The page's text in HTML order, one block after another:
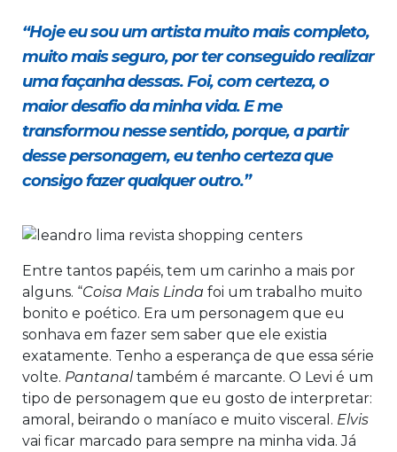
“Hoje eu sou um artista muito mais completo,
muito mais seguro, por ter conseguido realizar
uma façanha dessas. Foi, com certeza, o
maior desafio da minha vida. E me
transformou nesse sentido, porque, a partir
desse personagem, eu tenho certeza que
consigo fazer qualquer outro.”
Entre tantos papéis, tem um carinho a mais por
alguns. “Coisa Mais Linda foi um trabalho muito
bonito e poético. Era um personagem que eu
sonhava em fazer sem saber que ele existia
exatamente. Tenho a esperança de que essa série
volte. Pantanaltambém é marcante. O Levi é um
tipo de personagem que eu gosto de interpretar:
amoral, beirando o maníaco e muito visceral. Elvis
vai ficar marcado para sempre na minha vida. Já